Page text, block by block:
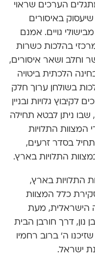
הערכים שראוי
באיסורים
גויים. אמנם
בהלכות כשרות
וחלב ושאר איסורים,
הלכתית ביטויה
בשולחן ערוך חלק
גלויות ובניין
שבו ניתן לבטא תחילה
המצוות התלויות
בסדר זרעים,
התלויות בארץ.
התלויות בארץ,
כלל המצוות
הישראלית, מעת
נון, דרך חורבן הבית
ה’ ברוב רחמיו
ישראל.